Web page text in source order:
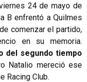
24 de mayo de
B enfrentó a Quilmes
comenzar el partido,
en su memoria.
del segundo tiempo
Natalio mereció ese
Racing Club.